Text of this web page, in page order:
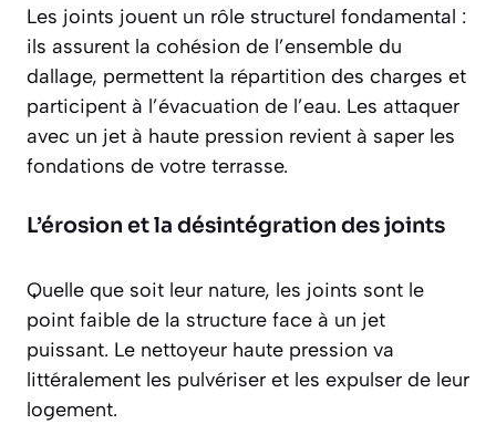
Les joints jouent un rôle structurel fondamental :
ils assurent la cohésion de l’ensemble du
dallage, permettent la répartition des charges et
participent à l’évacuation de l’eau. Les attaquer
avec un jet à haute pression revient à saper les
fondations de votre terrasse.
L’érosion et la désintégration des joints
Quelle que soit leur nature, les joints sont le
point faible de la structure face à un jet
puissant. Le nettoyeur haute pression va
littéralement les pulvériser et les expulser de leur
logement.